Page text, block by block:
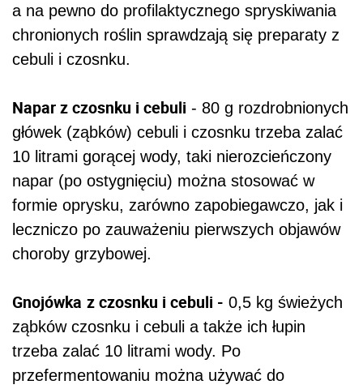
a na pewno do profilaktycznego spryskiwania
chronionych roślin sprawdzają się preparaty z
cebuli i czosnku.
Napar z czosnku i cebuli - 80 g rozdrobnionych
główek (ząbków) cebuli i czosnku trzeba zalać
10 litrami gorącej wody, taki nierozcieńczony
napar (po ostygnięciu) można stosować w
formie oprysku, zarówno zapobiegawczo, jak i
leczniczo po zauważeniu pierwszych objawów
choroby grzybowej.
Gnojówka z czosnku i cebuli - 0,5 kg świeżych
ząbków czosnku i cebuli a także ich łupin
trzeba zalać 10 litrami wody. Po
przefermentowaniu można używać do